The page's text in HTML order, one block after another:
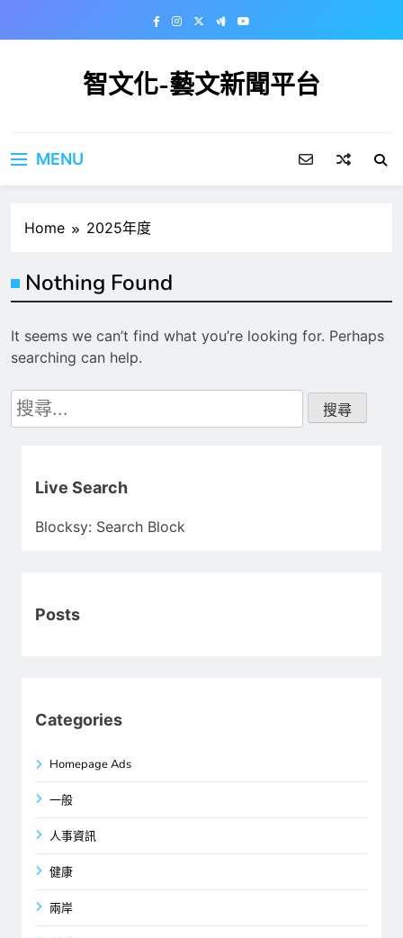
智文化-藝文新聞平台
MENU
Home 2025年度
Nothing Found
It seems we can’t find what you’re looking for. Perhaps
searching can help.
搜
尋
Live Search
Blocksy: Search Block
Posts
Categories
Homepage Ads
一般
人事資訊
健康
兩岸